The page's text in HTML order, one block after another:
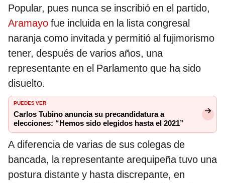
Popular, pues nunca se inscribió en el partido,
Aramayo fue incluida en la lista congresal
naranja como invitada y permitió al fujimorismo
tener, después de varios años, una
representante en el Parlamento que ha sido
disuelto.
PUEDES VER
Carlos Tubino anuncia su precandidatura a
elecciones: “Hemos sido elegidos hasta el 2021”
A diferencia de varias de sus colegas de
bancada, la representante arequipeña tuvo una
postura distante y hasta discrepante, en